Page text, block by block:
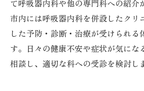
て呼吸器内科や他の専門科への紹介
市内には呼吸器内科を併設したクリ
した予防・診断・治療が受けられる
す。日々の健康不安や症状が気にな
相談し、適切な科への受診を検討し